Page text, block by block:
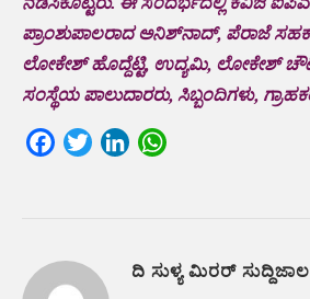
ಪ್ರಾಂಶುಪಾಲರಾದ ಅನಿಶ್‌ನಾದ್, ಪೆರಾಜೆ
ಲೋಕೇಶ್ ಹೊದ್ದೆಟ್ಟಿ, ಉದ್ಯಮಿ, ಲೋಕೇಶ್
ಸಂಸ್ಥೆಯ ಪಾಲುದಾರರು, ಸಿಬ್ಬಂದಿಗಳು,
FacebookTwitterLinkedIn
ದಿ ಸುಳ್ಯ ಮಿರರ್ ಸುದ್ದಿಜಾಲ